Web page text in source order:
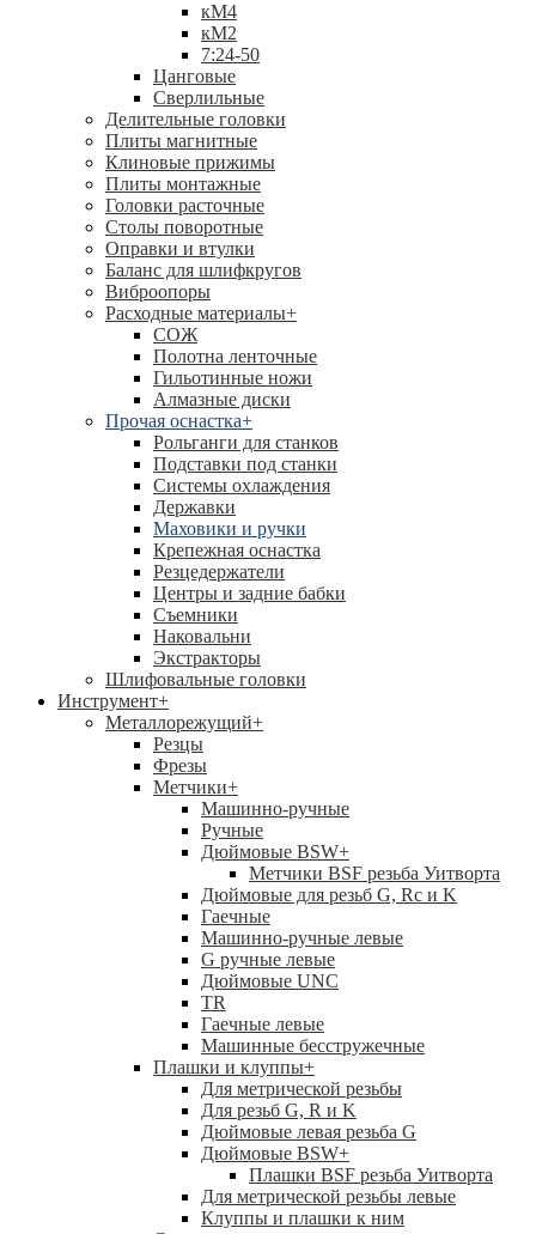
кМ4
кМ2
7:24-50
Цанговые
Сверлильные
Делительные головки
Плиты магнитные
Клиновые прижимы
Плиты монтажные
Головки расточные
Столы поворотные
Оправки и втулки
Баланс для шлифкругов
Виброопоры
Расходные материалы+
СОЖ
Полотна ленточные
Гильотинные ножи
Алмазные диски
Прочая оснастка+
Рольганги для станков
Подставки под станки
Системы охлаждения
Державки
Маховики и ручки
Крепежная оснастка
Резцедержатели
Центры и задние бабки
Съемники
Наковальни
Экстракторы
Шлифовальные головки
Инструмент+
Металлорежущий+
Резцы
Фрезы
Метчики+
Машинно-ручные
Ручные
Дюймовые BSW+
Метчики BSF резьба Уитворта
Дюймовые для резьб G, Rc и K
Гаечные
Машинно-ручные левые
G ручные левые
Дюймовые UNC
TR
Гаечные левые
Машинные бесстружечные
Плашки и клуппы+
Для метрической резьбы
Для резьб G, R и K
Дюймовые левая резьба G
Дюймовые BSW+
Плашки BSF резьба Уитворта
Для метрической резьбы левые
Клуппы и плашки к ним